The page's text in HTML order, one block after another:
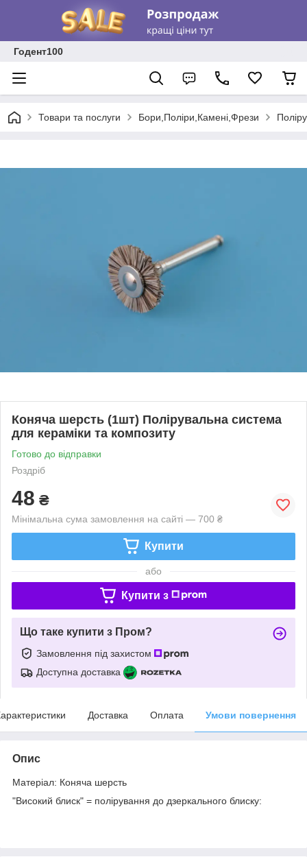
Годент100
Товари та послуги Бори,Поліри,Камені,Фрези
Коняча шерсть (1шт) Полірувальна система
для кераміки та композиту
Готово до відправки
Роздріб
48 ₴
Мінімальна сума замовлення на сайті — 700 ₴
Купити
або
Купити з
Що таке купити з Пром?
Замовлення під захистом
Доступна доставка
Доставка Оплата Умови повернення
Опис
Матеріал: Коняча шерсть
"Високий блиск" = полірування до дзеркального блиску: